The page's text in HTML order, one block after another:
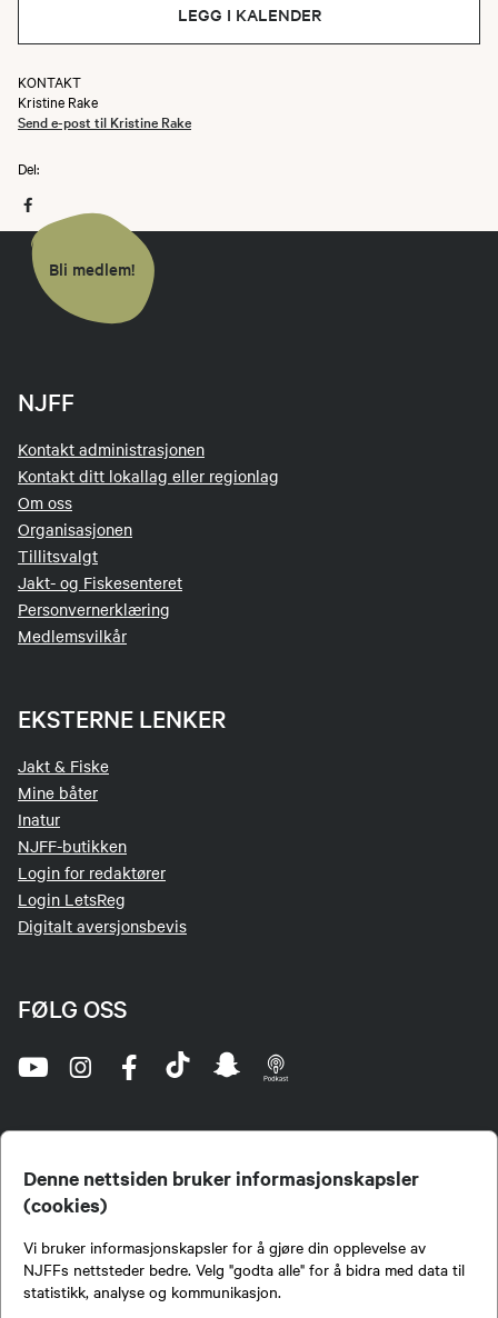
Denne nettsiden bruker informasjonskapsler
(cookies)
Vi bruker informasjonskapsler for å gjøre din opplevelse av
NJFFs nettsteder bedre. Velg "godta alle" for å bidra med data til
statistikk, analyse og kommunikasjon.
LEGG I KALENDER
KONTAKT
Kristine Rake
Send e-post til Kristine Rake
Del:
Bli medlem!
NJFF
Kontakt administrasjonen
Kontakt ditt lokallag eller regionlag
Om oss
Organisasjonen
Tillitsvalgt
Jakt- og Fiskesenteret
Personvernerklæring
Medlemsvilkår
EKSTERNE LENKER
Jakt & Fiske
Mine båter
Inatur
NJFF-butikken
Login for redaktører
Login LetsReg
Digitalt aversjonsbevis
FØLG OSS
jegere og sportsfiskere og et av de viktigste miljøene for formidling av kunnskap om jakt og
fiske i Norge. Vi er en partipolitisk nøytral organisasjon, men har et sterkt jakt-, fiske-, og
naturpolitisk engasjement i mange saker.